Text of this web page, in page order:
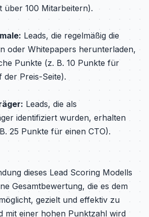
über 100 Mitarbeitern).
Leads, die regelmäßig die
oder Whitepapers herunterladen,
Punkte (z. B. 10 Punkte für
der Preis-Seite).
Leads, die als
identifiziert wurden, erhalten
25 Punkte für einen CTO).
dieses Lead Scoring Modells
Gesamtbewertung, die es dem
gezielt und effektiv zu
mit einer hohen Punktzahl wird